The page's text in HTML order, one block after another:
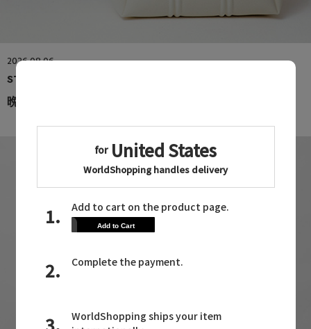
2026.08.06
STATE OF ESCAPE
晩夏から秋へつなぐ 人気バッグ3選